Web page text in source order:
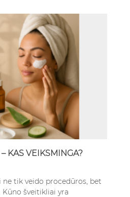
KAS VEIKSMINGA?
ne tik veido procedūros, bet
šveitikliai yra